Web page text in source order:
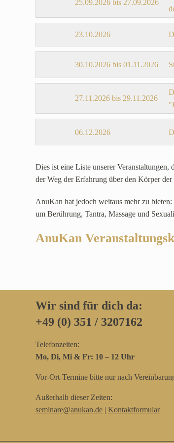
25.09.2026 bis 27.09.2026
23.10.2026
30.10.2026 bis 01.11.2026
27.11.2026 bis 29.11.2026
06.12.2026
Dies ist eine Liste unserer
der Weg der Erfahrung über den Körper
AnuKan hat jedoch weitaus mehr zu
um Berührung, Tantra, Massage und
AnuKan
Wir sind für dich da:
+49 (0) 351 / 3207162‬
Telefonzeiten:
Mo, Di, Mi & Fr: 10 – 12 Uhr
Vor-Ort-Termine bitte nur nach
Außerhalb dieser Zeiten:
seminare@anukan.de | Kontaktformular